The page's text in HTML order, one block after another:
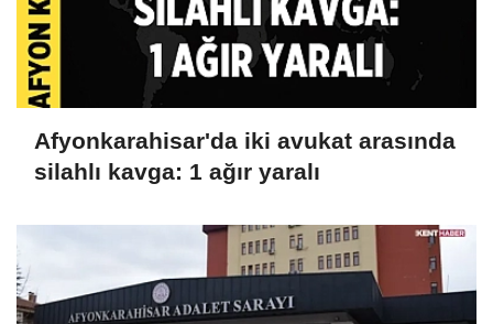
Afyonkarahisar'da iki avukat arasında
silahlı kavga: 1 ağır yaralı